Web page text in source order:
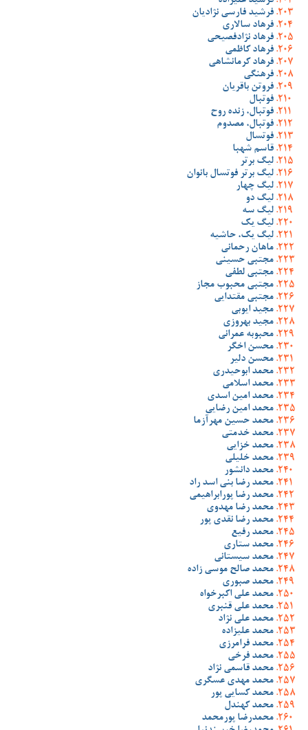
فرشید فارسی نژادیان
فرهاد سالاری
فرهاد نژادفصیحی
فرهاد کاظمی
فرهاد کرمانشاهی
فرهنگی
فروتن باقریان
فوتبال
فوتبال، زنده روح
فوتبال، مصدوم
فوتسال
قاسم شهبا
لیگ برتر
لیگ برتر فوتسال بانوان
لیگ چهار
لیگ دو
لیگ سه
لیگ یک
لیگ یک، حاشیه
ماهان رحمانی
مجتبی حسینی
مجتبی لطفی
مجتبی محبوب مجاز
مجتبی مقتدایی
مجید ایوبی
مجید بهروزی
محبوبه عمرانی
محسن اخگر
محسن دلیر
محمد ابوحیدری
محمد اسلامی
محمد امین اسدی
محمد امین رضایی
محمد حسین مهرآزما
محمد خدمتی
محمد خزایی
محمد خلیلی
محمد دانشور
محمد رضا بنی اسد راد
محمد رضا پورابراهیمی
محمد رضا مهدوی
محمد رضا نقدی پور
محمد رفیع
محمد ستاری
محمد سیستانی
محمد صالح موسی زاده
محمد صبوری
محمد علی اکبرخواه
محمد علی قنبری
محمد علی نژاد
محمد علیزاده
محمد فرامرزی
محمد فرخی
محمد قاسمی نژاد
محمد مهدی عسگری
محمد کسایی پور
محمد کهندل
محمدرضا پورمحمد